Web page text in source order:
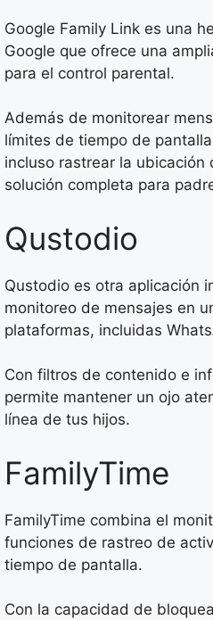
Google Family Link es una
Google que ofrece una
para el control parental.
Además de monitorear
límites de tiempo de
incluso rastrear la ubicación
solución completa para
Qustodio
Qustodio es otra aplicación
monitoreo de mensajes en
plataformas, incluidas
Con filtros de contenido e
permite mantener un ojo
línea de tus hijos.
FamilyTime
FamilyTime combina el
funciones de rastreo de
tiempo de pantalla.
Con la capacidad de